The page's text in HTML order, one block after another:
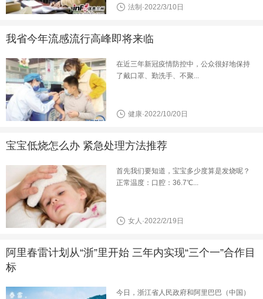
法制·2022/3/10日
我省今年流感流行高峰即将来临
在近三年新冠疫情防控中，公众很好地保持
了戴口罩、勤洗手、不聚...
健康·2022/10/20日
宝宝低烧怎么办 紧急处理方法推荐
首先我们要知道，宝宝多少度算是发烧呢？
正常温度：口腔：36.7℃...
女人·2022/2/19日
阿里春雷计划从“浙”里开始 三年内实现“三个一”合作目
标
今日，浙江省人民政府和阿里巴巴（中国）